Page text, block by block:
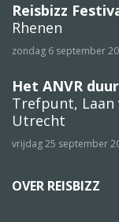
Reisbizz
Rhenen
zondag 6 september
Het ANVR
Trefpunt, Laan
Utrecht
vrijdag 25 september
OVER REISBIZZ